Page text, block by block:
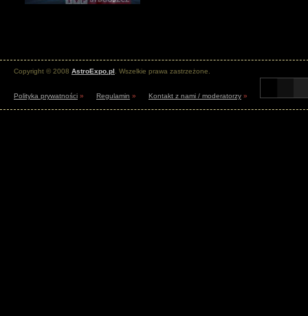
Copyright © 2008 AstroExpo.pl . Wszelkie prawa zastrzeżone.
Polityka prywatności » Regulamin » Kontakt z nami / moderatorzy »